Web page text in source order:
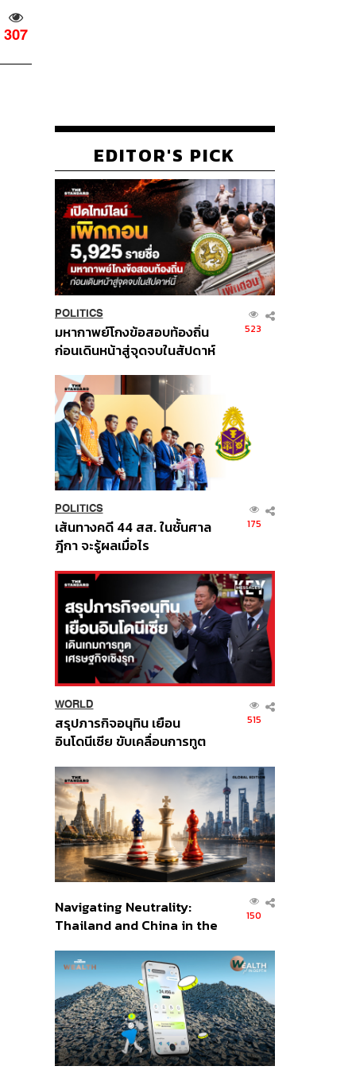
307
EDITOR'S PICK
POLITICS
มหากาพย์โกงข้อสอบท้องถิ่น
ก่อนเดินหน้าสู่จุดจบในสัปดาห์
523
POLITICS
เส้นทางคดี 44 สส. ในชั้นศาล
ฎีกา จะรู้ผลเมื่อไร
175
WORLD
สรุปภารกิจอนุทิน เยือน
อินโดนีเซีย ขับเคลื่อนการทูต
ส่วนยุทธศาสตร์ไทย –
อินโดนีเซีย
515
Navigating Neutrality:
Thailand and China in the
Order
150